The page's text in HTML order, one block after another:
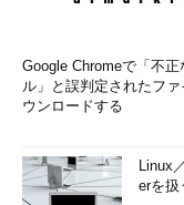
Google Chromeで「不正
ル」と誤判定されたフ
ウンロードする
Linux
erを扱